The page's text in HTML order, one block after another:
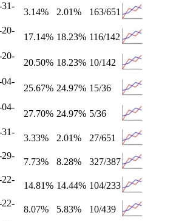
31-
3.14% 2.01%
163/651
20-
17.14% 18.23% 116/142
20-
20.50% 18.23% 10/142
04-
25.67% 24.97% 15/36
04-
27.70% 24.97% 5/36
31-
3.33% 2.01% 27/651
29-
7.73% 8.28% 327/387
22-
14.81% 14.44% 104/233
22-
8.07% 5.83% 10/439